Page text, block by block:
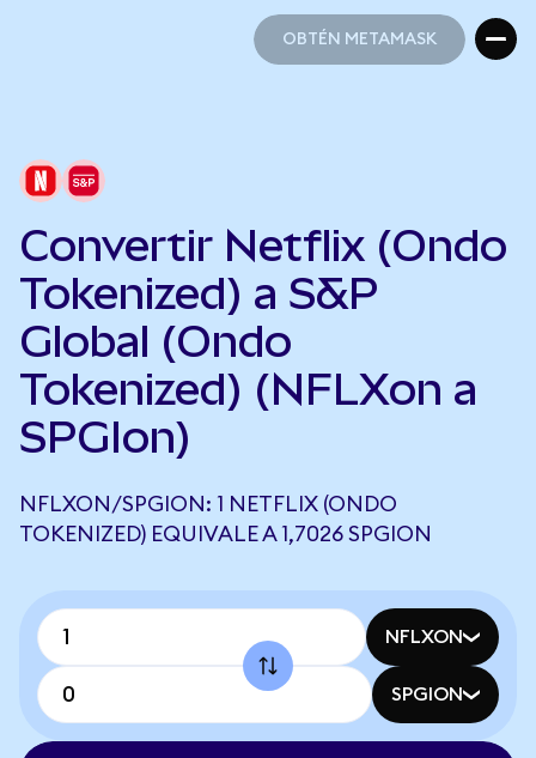
OBTÉN METAMASK
Convertir Netflix (Ondo
Tokenized) a S&P
Global (Ondo
Tokenized) (NFLXon a
SPGIon)
NFLXON/SPGION: 1 NETFLIX (ONDO
TOKENIZED) EQUIVALE A 1,7026 SPGION
NFLXON
SPGION